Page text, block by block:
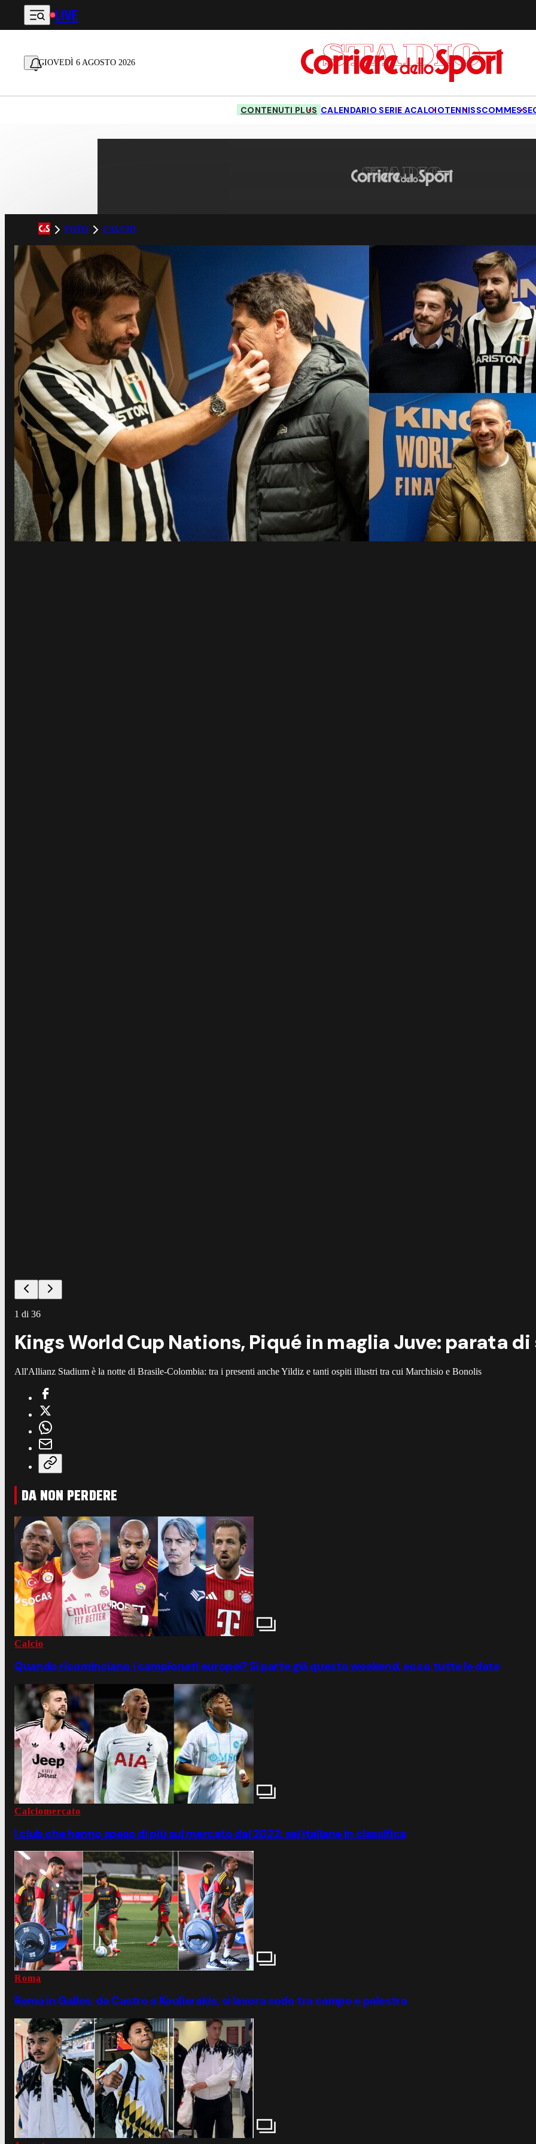
Vai al contenuto principale
LIVE
GIOVEDÌ 6 AGOSTO 2026
CONTENUTI PLUS CALENDARIO SERIE ACALCIOTENNISSCOMMESSE
FOTO CALCIO
1 di 36
Kings World Cup Nations, Piqué in maglia Juve: parata
All'Allianz Stadium è la notte di Brasile-Colombia: tra i presenti anche Yildiz e tanti ospiti illustri tra cui Marchisio e Bonolis
DA NON PERDERE
Calcio
Quando ricominciano i campionati europei? Si parte già questo weekend, ecco tutte le date
Calciomercato
I club che hanno speso di più sul mercato dal 2022: sei italiane in classifica
Roma
Roma in Galles: da Castro a Koulierakis, si lavora sodo tra campo e palestra